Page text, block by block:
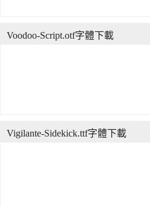
Voodoo-Script.otf字體下載
Vigilante-Sidekick.ttf字體下載